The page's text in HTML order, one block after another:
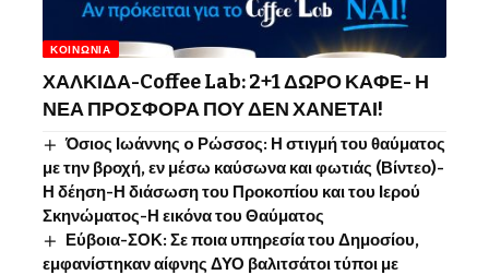
ΚΟΙΝΩΝΊΑ
ΧΑΛΚΙΔΑ-Coffee Lab: 2+1 ΔΩΡΟ ΚΑΦΕ- Η
ΝΕΑ ΠΡΟΣΦΟΡΑ ΠΟΥ ΔΕΝ ΧΑΝΕΤΑΙ!
Όσιος Ιωάννης o Ρώσσος: Η στιγμή του θαύματος
με την βροχή, εν μέσω καύσωνα και φωτιάς (Βίντεο)-
Η δέηση-Η διάσωση του Προκοπίου και του Ιερού
Σκηνώματος-Η εικόνα του Θαύματος
Εύβοια-ΣΟΚ: Σε ποια υπηρεσία του Δημοσίου,
εμφανίστηκαν αίφνης ΔΥΟ βαλιτσάτοι τύποι με